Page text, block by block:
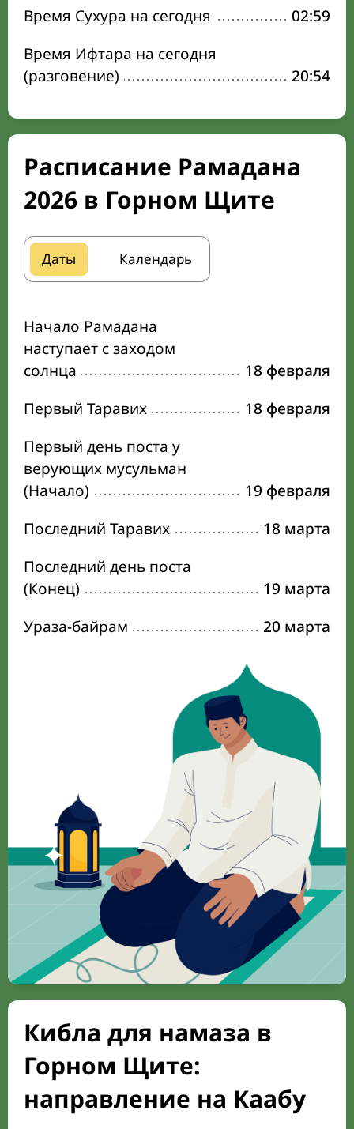
Время Сухура на сегодня
02:59
Время Ифтара на сегодня
(разговение)
20:54
Расписание Рамадана
2026 в Горном Щите
Даты Календарь
Начало Рамадана
наступает с заходом
солнца
18 февраля
Первый Таравих
18 февраля
Первый день поста у
верующих мусульман
(Начало)
19 февраля
Последний Таравих
18 марта
Последний день поста
(Конец)
19 марта
Ураза-байрам
20 марта
Кибла для намаза в
Горном Щите:
направление на Каабу